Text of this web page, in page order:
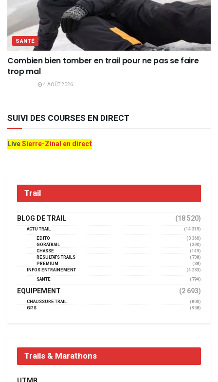
SANTÉ
Combien bien tomber en trail pour ne pas se faire
trop mal
4 AOÛT 2026
SUIVI DES COURSES EN DIRECT
LiveSierre-Zinal en direct
Trail
BLOG DE TRAIL (18 520)
ACTU TRAIL
(14 315)
EDITO
(3 360)
GORATRAIL
(390)
CHASSE
(149)
RÉSULTATS TRAILS
(738)
PREMIUM
(38)
INFOS ENTRAINEMENT
(4 233)
SANTÉ
(794)
EQUIPEMENT (2 693)
CHAUSSURE TRAIL
(800)
GPS
(958)
Trails & Marathons